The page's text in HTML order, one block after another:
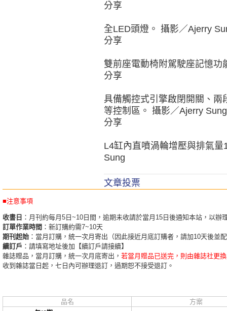
分享
全LED頭燈。 攝影／Ajerry
分享
雙前座電動椅附駕駛座記憶功
分享
具備觸控式引擎啟閉開關、
等控制區。 攝影／Ajerry Sung
分享
L4缸內直噴渦輪增壓與排氣
Sung
文章投票
■注意事項
收書日 ：月刊約每月5日~10日間，逾期未收請於當月15日後通知本站，以辦
訂單作業時間 ：新訂購約需7~10天
期刊起始 ：當月訂購，統一次月寄出（因此接近月底訂購者，請加10天後並
續訂戶 ：請填寫地址後加【續訂戶請接續】
雜誌贈品，當月訂購，統一次月底寄出， 若當月贈品已送完，則由雜誌社更
收到雜誌當日起，七日內可辦理退訂，過期恕不接受退訂。
品名 方案